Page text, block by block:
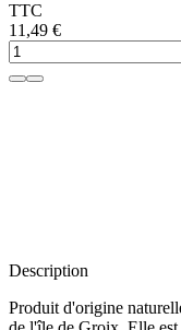
TTC
11,49 €
Description
Produit d'origine